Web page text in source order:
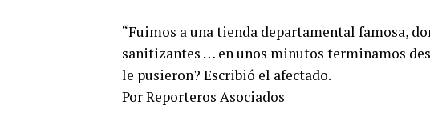
“Fuimos a una tienda departamental famosa,
sanitizantes … en unos minutos terminamos
le pusieron? Escribió el afectado.
Por Reporteros Asociados